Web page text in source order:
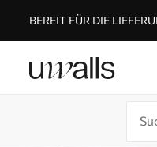
BEREIT FÜR DIE